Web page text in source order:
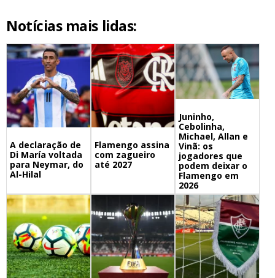
Notícias mais lidas:
A declaração de
Di María voltada
para Neymar, do
Al-Hilal
Flamengo assina
com zagueiro
até 2027
Juninho,
Cebolinha,
Michael, Allan e
Vinã: os
jogadores que
podem deixar o
Flamengo em
2026